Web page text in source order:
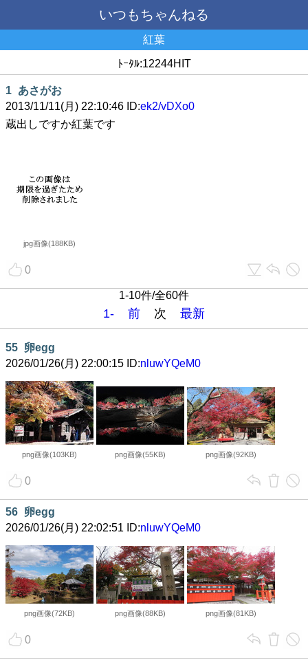
いつもちゃんねる
紅葉
ﾄｰﾀﾙ:12244HIT
1 あさがお
2013/11/11(月) 22:10:46 ID:ek2/vDXo0
蔵出しですか紅葉です
jpg画像(188KB)
0
1-10件/全60件
1- 前 次 最新
55 卵egg
2026/01/26(月) 22:00:15 ID:nluwYQeM0
png画像(103KB) png画像(55KB) png画像(92KB)
0
56 卵egg
2026/01/26(月) 22:02:51 ID:nluwYQeM0
png画像(72KB) png画像(88KB) png画像(81KB)
0